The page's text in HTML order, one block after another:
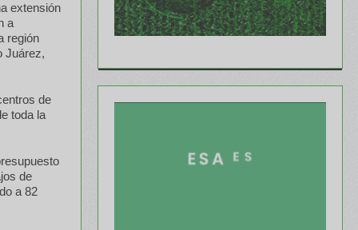
extensión
a
región
Juárez,
de
toda la
de
a 82